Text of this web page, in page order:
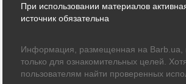
При использовании материалов
источник обязательна
Информация, размещенная на Barb.ua,
только для ознакомительных целей.
пользователям найти проверенных